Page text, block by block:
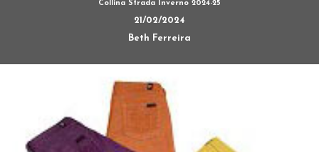
Collina Strada Inverno 2024-25
21/02/2024
Beth Ferreira